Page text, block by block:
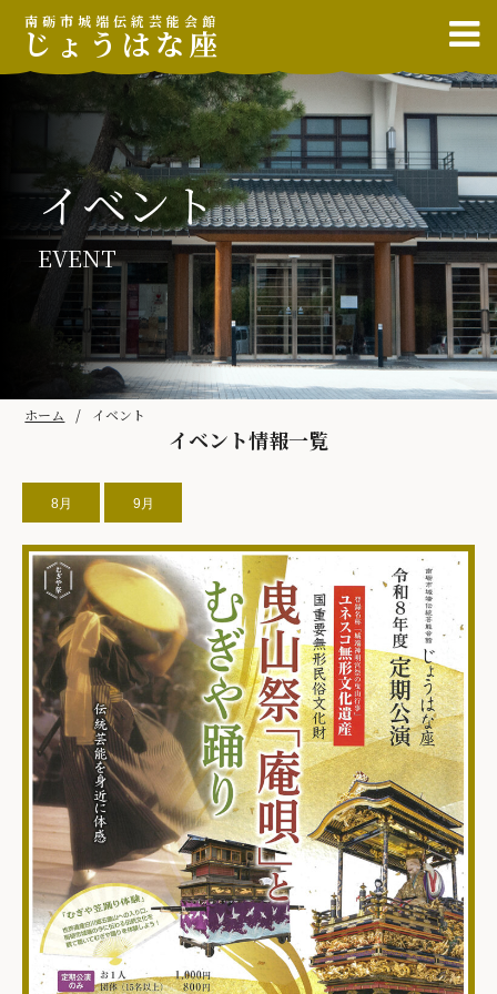
南砺市城端伝統芸能会館
じょうはな座
イベント
EVENT
ホーム イベント
イベント情報一覧
8月 9月